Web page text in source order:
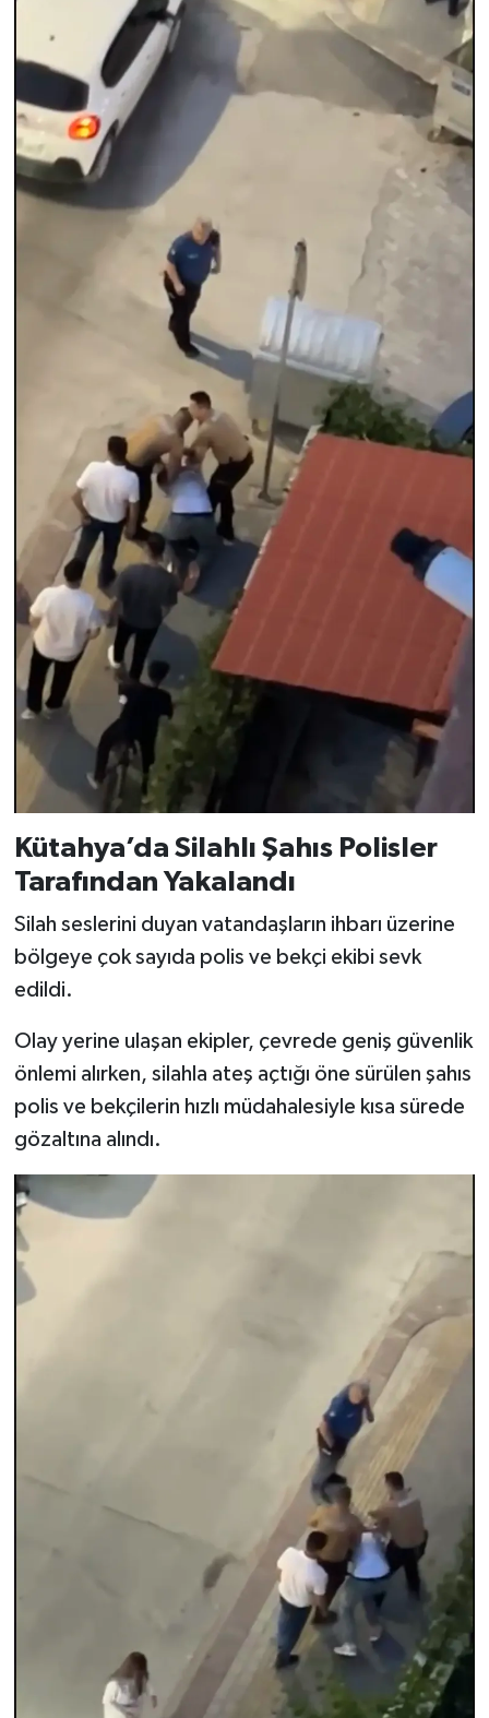
Kütahya’da Silahlı Şahıs Polisler
Tarafından Yakalandı
Silah seslerini duyan vatandaşların ihbarı üzerine
bölgeye çok sayıda polis ve bekçi ekibi sevk
edildi.
Olay yerine ulaşan ekipler, çevrede geniş güvenlik
önlemi alırken, silahla ateş açtığı öne sürülen şahıs
polis ve bekçilerin hızlı müdahalesiyle kısa sürede
gözaltına alındı.